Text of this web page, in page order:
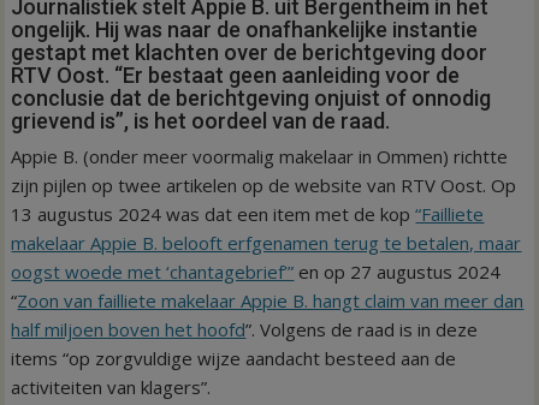
Journalistiek stelt Appie B. uit Bergentheim in het
ongelijk. Hij was naar de onafhankelijke instantie
gestapt met klachten over de berichtgeving door
RTV Oost. “Er bestaat geen aanleiding voor de
conclusie dat de berichtgeving onjuist of onnodig
grievend is”, is het oordeel van de raad.
Appie B. (onder meer voormalig makelaar in Ommen) richtte
zijn pijlen op twee artikelen op de website van RTV Oost. Op
13 augustus 2024 was dat een item met de kop“Failliete
makelaar Appie B. belooft erfgenamen terug te betalen, maar
oogst woede met ‘chantagebrief’” en op 27 augustus 2024
“Zoon van failliete makelaar Appie B. hangt claim van meer dan
half miljoen boven het hoofd”. Volgens de raad is in deze
items “op zorgvuldige wijze aandacht besteed aan de
activiteiten van klagers”.